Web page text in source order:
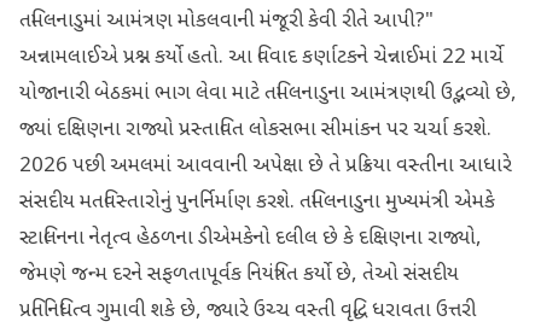
તમિલનાડુમાં આમંત્રણ મોકલવાની મંજૂરી કેવી રીતે આપી?"
અન્નામલાઈએ પ્રશ્ન કર્યો હતો. આ વિવાદ કર્ણાટકને ચેન્નાઈમાં 22 માર્ચે
યોજાનારી બેઠકમાં ભાગ લેવા માટે તમિલનાડુના આમંત્રણથી ઉદ્ભવ્યો છે,
જ્યાં દક્ષિણના રાજ્યો પ્રસ્તાવિત લોકસભા સીમાંકન પર ચર્ચા કરશે.
2026 પછી અમલમાં આવવાની અપેક્ષા છે તે પ્રક્રિયા વસ્તીના આધારે
સંસદીય મતવિસ્તારોનું પુનર્નિર્માણ કરશે. તમિલનાડુના મુખ્યમંત્રી એમકે
સ્ટાલિનના નેતૃત્વ હેઠળના ડીએમકેનો દલીલ છે કે દક્ષિણના રાજ્યો,
જેમણે જન્મ દરને સફળતાપૂર્વક નિયંત્રિત કર્યો છે, તેઓ સંસદીય
પ્રતિનિધિત્વ ગુમાવી શકે છે, જ્યારે ઉચ્ચ વસ્તી વૃદ્ધિ ધરાવતા ઉત્તરી